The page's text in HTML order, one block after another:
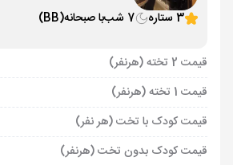
3 ستاره
7 شب با صبحانه(BB)
قیمت 2 تخته (هرنفر)
قیمت 1 تخته (هرنفر)
قیمت کودک با تخت (هر نفر)
قیمت کودک بدون تخت (هرنفر)